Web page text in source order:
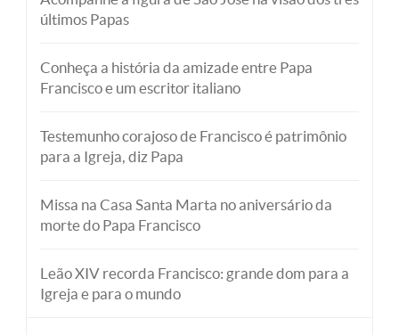
últimos Papas
Conheça a história da amizade entre Papa
Francisco e um escritor italiano
Testemunho corajoso de Francisco é patrimônio
para a Igreja, diz Papa
Missa na Casa Santa Marta no aniversário da
morte do Papa Francisco
Leão XIV recorda Francisco: grande dom para a
Igreja e para o mundo